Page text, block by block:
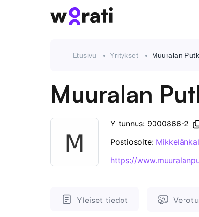
Etusivu Yritykset Muuralan
Muuralan
Y-tunnus: 9000866-2
Postiosoite:
https://
Yleiset tiedot